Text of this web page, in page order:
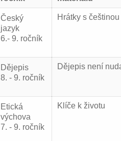
Český
jazyk
6.- 9. ročník
Hrátky s češtinou
Dějepis
8. - 9. ročník
Dějepis není
Etická
výchova
7. - 9. ročník
Klíče k životu